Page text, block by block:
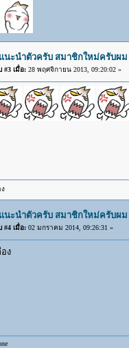
นะนำตัวครับ สมาชิกใหม่ครับผม
#3 เมื่อ:28 พฤศจิกายน 2013, 09:20:02 »
นะนำตัวครับ สมาชิกใหม่ครับผม
#4 เมื่อ:02 มกราคม 2014, 09:26:31 »
ง